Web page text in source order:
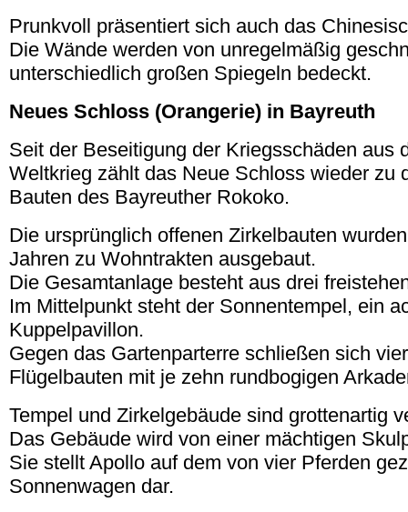
Prunkvoll präsentiert sich auch das
Die Wände werden von unregelmäßig
unterschiedlich großen Spiegeln bedeckt.
Neues Schloss (Orangerie) in Bayreuth
Seit der Beseitigung der Kriegsschäden aus
Weltkrieg zählt das Neue Schloss wieder zu
Bauten des Bayreuther Rokoko.
Die ursprünglich offenen Zirkelbauten
Jahren zu Wohntrakten ausgebaut.
Die Gesamtanlage besteht aus drei
Im Mittelpunkt steht der Sonnentempel, ein
Kuppelpavillon.
Gegen das Gartenparterre schließen sich
Flügelbauten mit je zehn rundbogigen
Tempel und Zirkelgebäude sind grottenartig
Das Gebäude wird von einer mächtigen
Sie stellt Apollo auf dem von vier Pferden
Sonnenwagen dar.